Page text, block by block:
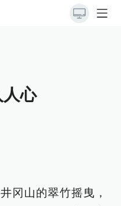
心
冈山的翠竹摇曳，